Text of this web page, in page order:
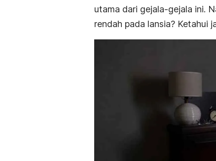
utama dari gejala-gejala ini.
rendah pada lansia? Ketahui